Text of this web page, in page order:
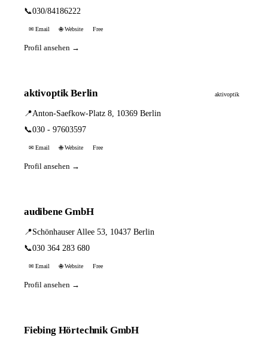
📞030/84186222
✉ Email 🌐 Website Free
Profil ansehen →
aktivoptik Berlin aktivoptik
📍Anton-Saefkow-Platz 8, 10369 Berlin
📞030 - 97603597
✉ Email 🌐 Website Free
Profil ansehen →
audibene GmbH
📍Schönhauser Allee 53, 10437 Berlin
📞030 364 283 680
✉ Email 🌐 Website Free
Profil ansehen →
Fiebing Hörtechnik GmbH